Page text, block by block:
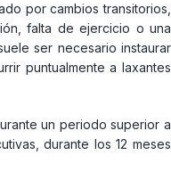
por cambios transitorios,
falta de ejercicio o una
ser necesario instaurar
puntualmente a laxantes
un periodo superior a
durante los 12 meses